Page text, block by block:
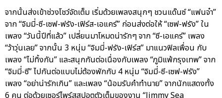
จากนั้นส่งเข้าช่วงโชว์จัดเต็ม เริ่มด้วยเพลงสนุกๆ ชวนแด๊นซ์ “แฟนจ๋า”
จาก “จิมมี่-ซี-เซฟ-ฟรัง-เฟิร์ส-เอแคร์” ก่อนส่งต่อให้ “เซฟ-ฟรัง” ใน
เพลง “วันนี้ปีที่แล้ว” เปลี่ยนมาโหมดน่ารักๆ จาก “ซี-เอแคร์” เพลง
“ว้าวุ่นเลย” จากนั้น 3 หนุ่ม “จิมมี่-ฟรัง-เฟิร์ส” มาแนวฟิลเพื่อน กับ
เพลง “ไม่ทิ้งกัน” และสนุกกันต่อเนื่องกับเพลง “ภูมิแพ้กรุงเทพ” จาก
“จิมมี่-ซี” ไปกันต่อแบบไม่ต้องพักกับ 4 หนุ่ม “จิมมี่-ซี-เซฟ-ฟรัง”
เพลง “อย่าน่ารักเกิน” และเพลง “น้อมรับคำทำนาย” จากนักแสดงทั้ง
6 คน ต่อด้วยเซอร์ไพร์สสปอตตัวเต็มของงาน “Jimmy Sea